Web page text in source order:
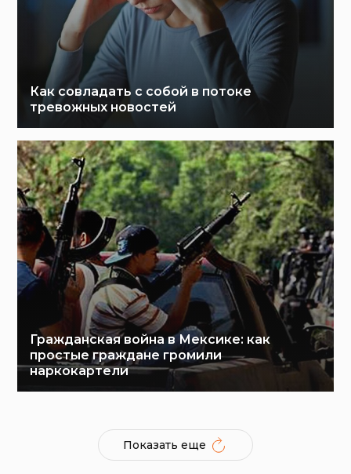
Как совладать с собой в потоке
тревожных новостей
Гражданская война в Мексике: как
простые граждане громили
наркокартели
Показать еще